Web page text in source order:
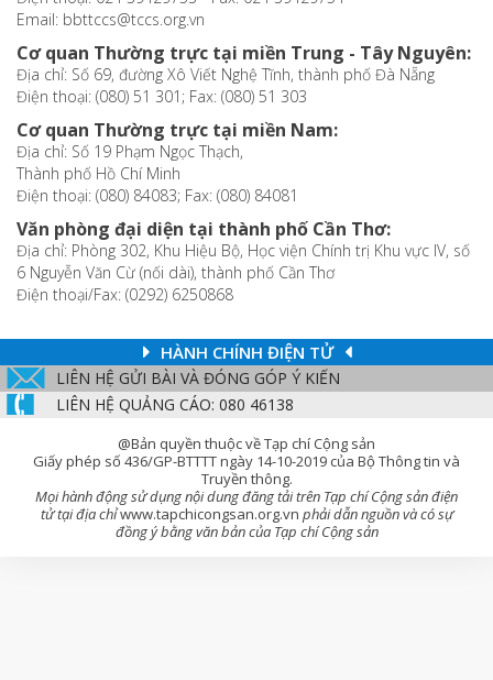
Email: bbttccs@tccs.org.vn
Cơ quan Thường trực tại miền Trung - Tây Nguyên:
Địa chỉ: Số 69, đường Xô Viết Nghệ Tĩnh, thành phố Đà Nẵng
Điện thoại: (080) 51 301; Fax: (080) 51 303
Cơ quan Thường trực tại miền Nam:
Địa chỉ: Số 19 Phạm Ngọc Thạch,
Thành phố Hồ Chí Minh
Điện thoại: (080) 84083; Fax: (080) 84081
Văn phòng đại diện tại thành phố Cần Thơ:
Địa chỉ: Phòng 302, Khu Hiệu Bộ, Học viện Chính trị Khu vực IV, số
6 Nguyễn Văn Cừ (nối dài), thành phố Cần Thơ
Điện thoại/Fax: (0292) 6250868
HÀNH CHÍNH ĐIỆN TỬ
LIÊN HỆ GỬI BÀI VÀ ĐÓNG GÓP Ý KIẾN
LIÊN HỆ QUẢNG CÁO: 080 46138
@Bản quyền thuộc về Tạp chí Cộng sản
Giấy phép số 436/GP-BTTTT ngày 14-10-2019 của Bộ Thông tin và
Truyền thông.
Mọi hành động sử dụng nội dung đăng tải trên Tạp chí Cộng sản điện
tử tại địa chỉwww.tapchicongsan.org.vn phải dẫn nguồn và có sự
đồng ý bằng văn bản của Tạp chí Cộng sản